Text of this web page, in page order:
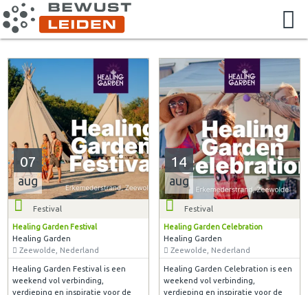
07
aug
Festival
Healing Garden Festival
Healing Garden
Zeewolde, Nederland
Healing Garden Festival is een
weekend vol verbinding,
verdieping en inspiratie voor de
14
aug
Festival
Healing Garden Celebration
Healing Garden
Zeewolde, Nederland
Healing Garden Celebration is een
weekend vol verbinding,
verdieping en inspiratie voor de